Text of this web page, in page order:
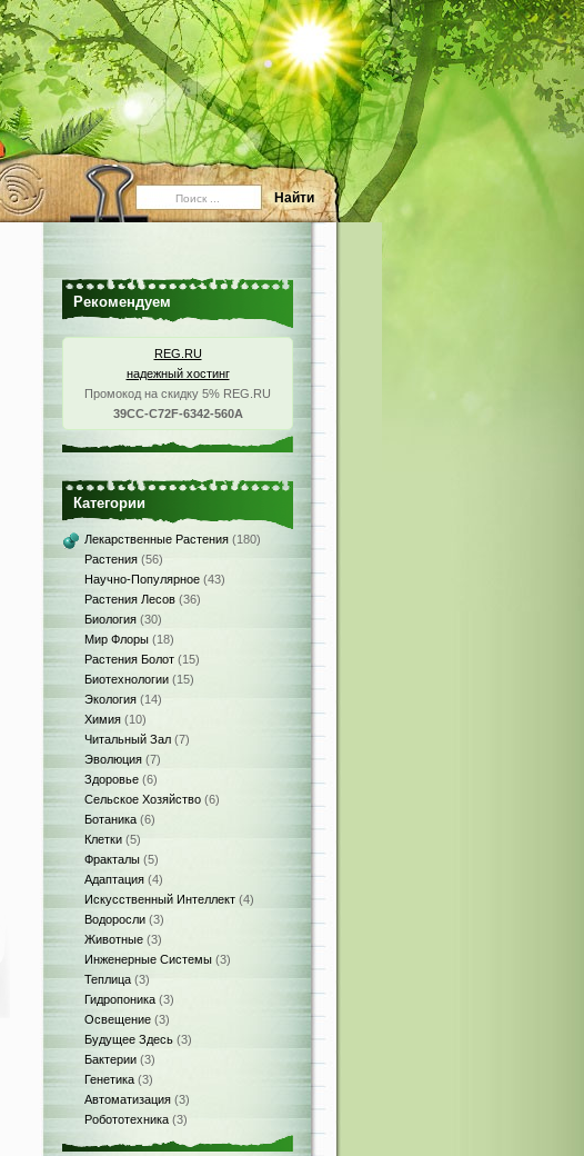
Рекомендуем
REG.RU
надежный хостинг
Промокод на скидку 5% REG.RU
39CC-C72F-6342-560A
Категории
Лекарственные Растения (180)
Растения (56)
Научно-Популярное (43)
Растения Лесов (36)
Биология (30)
Мир Флоры (18)
Растения Болот (15)
Биотехнологии (15)
Экология (14)
Химия (10)
Читальный Зал (7)
Эволюция (7)
Здоровье (6)
Сельское Хозяйство (6)
Ботаника (6)
Клетки (5)
Фракталы (5)
Адаптация (4)
Искусственный Интеллект (4)
Водоросли (3)
Животные (3)
Инженерные Системы (3)
Теплица (3)
Гидропоника (3)
Освещение (3)
Будущее Здесь (3)
Бактерии (3)
Генетика (3)
Автоматизация (3)
Робототехника (3)